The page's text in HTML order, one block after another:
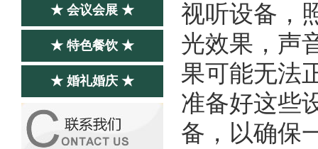
★ 会议会展 ★
★ 特色餐饮 ★
★ 婚礼婚庆 ★
视听设备，
光效果，声
果可能无法
准备好这些
备，以确保